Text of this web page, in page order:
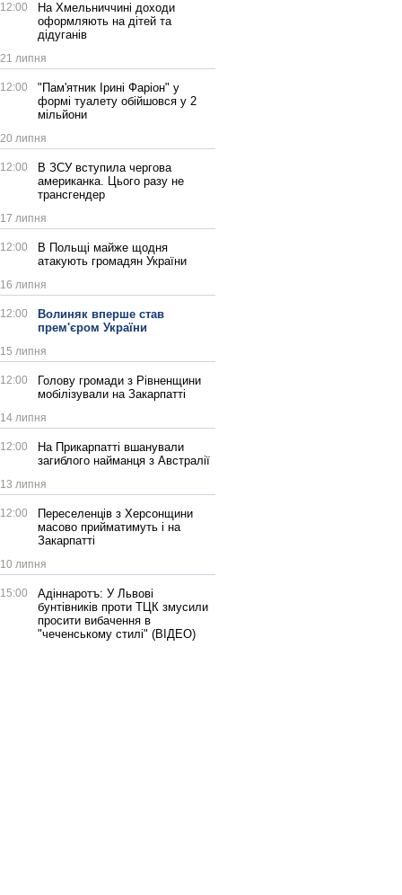
12:00
На Хмельниччині доходи
оформляють на дітей та
дідуганів
21 липня
12:00
"Пам'ятник Ірині Фаріон" у
формі туалету обійшовся у 2
мільйони
20 липня
12:00
В ЗСУ вступила чергова
американка. Цього разу не
трансгендер
17 липня
12:00
В Польщі майже щодня
атакують громадян України
16 липня
12:00
Волиняк вперше став
прем'єром України
15 липня
12:00
Голову громади з Рівненщини
мобілізували на Закарпатті
14 липня
12:00
На Прикарпатті вшанували
загиблого найманця з Австралії
13 липня
12:00
Переселенців з Херсонщини
масово прийматимуть і на
Закарпатті
10 липня
15:00
Адіннаротъ: У Львові
бунтівників проти ТЦК змусили
просити вибачення в
"чеченському стилі" (ВІДЕО)